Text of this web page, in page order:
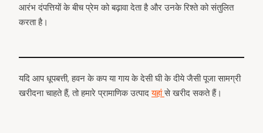
आरंभ दंपत्तियों के बीच प्रेम को बढ़ावा देता है और उनके रिश्ते को संतुलित
करता है।
यदि आप धूपबत्ती, हवन के कप या गाय के देसी घी के दीये जैसी पूजा सामग्री
खरीदना चाहते हैं, तो हमारे प्रामाणिक उत्पादयहांसे खरीद सकते हैं।